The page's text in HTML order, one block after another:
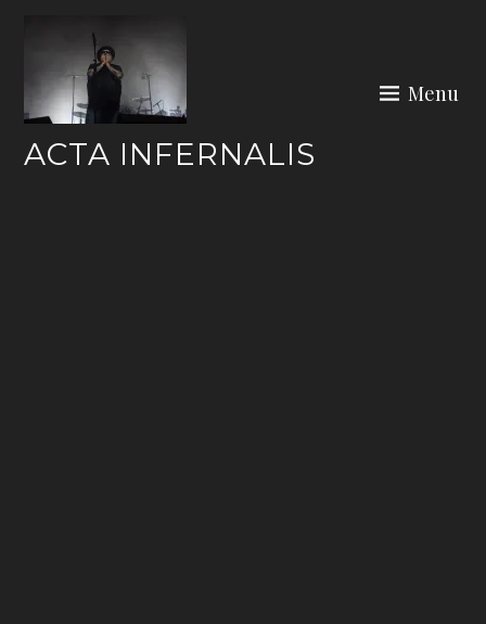
content
ACTA INFERNALIS
Menu